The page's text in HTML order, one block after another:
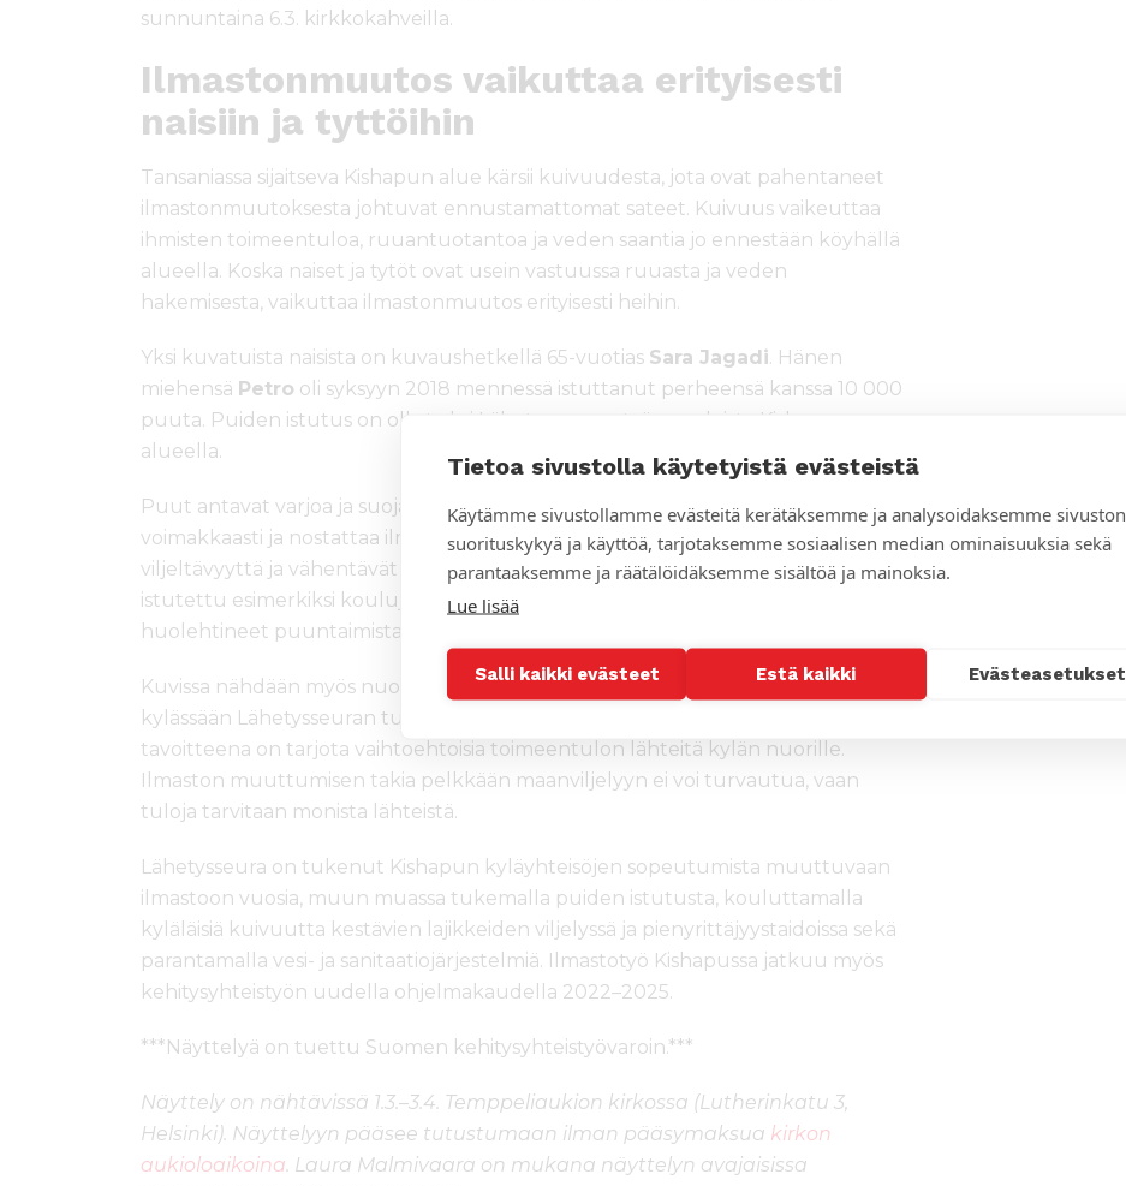
Tietoa sivustolla käytetyistä evästeistä
Käytämme sivustollamme evästeitä kerätäksemme ja analysoidaksemme sivuston
suorituskykyä ja käyttöä, tarjotaksemme sosiaalisen median ominaisuuksia sekä
parantaaksemme ja räätälöidäksemme sisältöä ja mainoksia.
Lue lisää
Salli kaikki evästeet Estä kaikki Evästeasetukset
sunnuntaina 6.3. kirkkokahveilla.
Ilmastonmuutos vaikuttaa erityisesti
naisiin ja tyttöihin
Tansaniassa sijaitseva Kishapun alue kärsii kuivuudesta, jota ovat pahentaneet
ilmastonmuutoksesta johtuvat ennustamattomat sateet. Kuivuus vaikeuttaa
ihmisten toimeentuloa, ruuantuotantoa ja veden saantia jo ennestään köyhällä
alueella. Koska naiset ja tytöt ovat usein vastuussa ruuasta ja veden
hakemisesta, vaikuttaa ilmastonmuutos erityisesti heihin.
Yksi kuvatuista naisista on kuvaushetkellä 65-vuotias Sara Jagadi. Hänen
miehensä Petro oli syksyyn 2018 mennessä istuttanut perheensä kanssa 10 000
puuta. Puiden istutus on ollut yksi Lähetysseuran työmuodoista Kishapun
alueella.
Puut antavat varjoa ja suojaavat tuulelta, joka puhaltaa tasangolla
voimakkaasti ja nostattaa ilmaan hiekkapölyä. Puut parantavat maaperän
viljeltävyyttä ja vähentävät eroosiota. Lähetysseuran tuella puuntaimia on
istutettu esimerkiksi koulujen ja kotien pihoille. Kouluissa oppilaat ovat
huolehtineet puuntaimista.
Kuvissa nähdään myös nuori nainenAgness Bonifasi, joka on käynyt omassa
kylässään Lähetysseuran tukemassa ompelukoulutuksessa. Koulutuksen
tavoitteena on tarjota vaihtoehtoisia toimeentulon lähteitä kylän nuorille.
Ilmaston muuttumisen takia pelkkään maanviljelyyn ei voi turvautua, vaan
tuloja tarvitaan monista lähteistä.
Lähetysseura on tukenut Kishapun kyläyhteisöjen sopeutumista muuttuvaan
ilmastoon vuosia, muun muassa tukemalla puiden istutusta, kouluttamalla
kyläläisiä kuivuutta kestävien lajikkeiden viljelyssä ja pienyrittäjyystaidoissa sekä
parantamalla vesi- ja sanitaatiojärjestelmiä. Ilmastotyö Kishapussa jatkuu myös
kehitysyhteistyön uudella ohjelmakaudella 2022–2025.
***Näyttelyä on tuettu Suomen kehitysyhteistyövaroin.***
Näyttely on nähtävissä 1.3.–3.4. Temppeliaukion kirkossa (Lutherinkatu 3,
Helsinki). Näyttelyyn pääsee tutustumaan ilman pääsymaksua kirkon
aukioloaikoina. Laura Malmivaara on mukana näyttelyn avajaisissa